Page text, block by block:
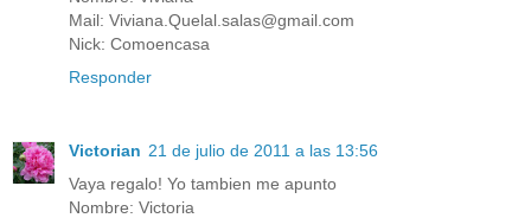
Mail: Viviana.Quelal.salas@gmail.com
Nick: Comoencasa
Responder
Victorian 21 de julio de 2011 a las 13:56
Vaya regalo! Yo tambien me apunto
Nombre: Victoria